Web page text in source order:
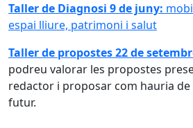
Taller de Diagnosi 9 de juny:
espai lliure, patrimoni i salut
Taller de propostes 22 de
podreu valorar les propostes
redactor i proposar com hauria de
futur.